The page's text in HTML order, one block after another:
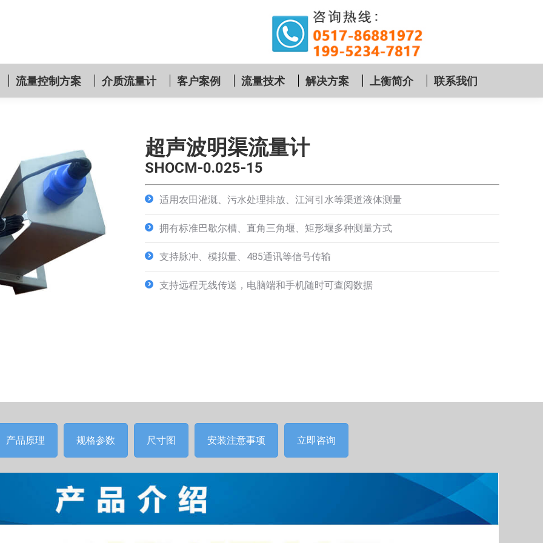
流量控制方案 介质流量计 客户案例 流量技术 解决方案 上衡简介 联系我们
超声波明渠流量计
SHOCM-0.025-15
适用农田灌溉、污水处理排放、江河引水等渠道液体测量
拥有标准巴歇尔槽、直角三角堰、矩形堰多种测量方式
支持脉冲、模拟量、485通讯等信号传输
支持远程无线传送，电脑端和手机随时可查阅数据
产品原理 规格参数 尺寸图 安装注意事项 立即咨询